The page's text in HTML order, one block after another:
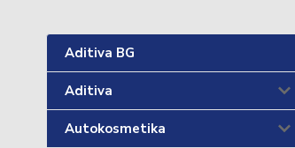
Aditiva BG
Aditiva
Autokosmetika